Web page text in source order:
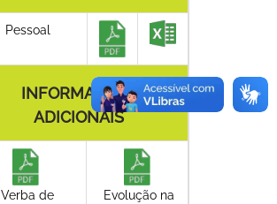
Pessoal
INFORMAÇÕES
ADICIONAIS
Verba de
Evolução na